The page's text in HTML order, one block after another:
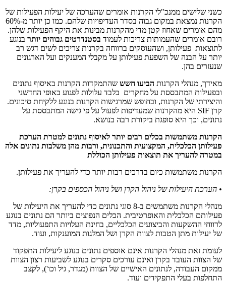
כשני שלישים ממנכ"לי הקרנות אומרים שהערכה של יעילות הפעילות של
הקרנות נמצאת במקום גבוה בסדר העדיפויות שלהם. כמו כן יותר מ-60%
מהם אומרים שאחוז קטן מדי מהקרנות מבינות את היקף הפעילות שלהן.
רובם אומרים שהעמותות צריכות לעמוד בסטנדרטים גבוהים יותר בנוגע
לתוצאות פעילותן, ושהעוסקים ברווחה בקרנות צריכים לשים דגש רב
יותר על הבנה של השפעת פעילותן על מקבלי המענקים ועל הארגונים
שנעזרים בהן.
מאידך, מנהלי הקרנות הביעו חשש שהתמקדות הקרנות באיסוף נתונים
ובפעילות המתבססת על מחקרים בלבד עלולות לפגוע באופי החדשני
והיצירתי של הקרנות, ובחופש שמרגישות הקרנות בנוגע ללקיחת סיכונים.
קרן SIF היא מהקרנות שמעדיפות לפעול על פי גישה המתבססת על
נתונים, וכך היא סופגת ביקורת רבה בנושא.
הקרנות משתמשות בכלים רבים יותר לאיסוף נתונים למטרת הערכת
פעילותן הכלכלית, המקצועית והתכנונית, ורבות מהן משלבות נתונים אלה
במטרה להעריך את תוצאות פעילותן הכוללת
הקרנות משתמשות כיום בדרכים רבות יותר כדי להעריך את פעילותן.
• הערכת היעילות של ניהול הקרן ושל ניהול הכספים בקרן:
מנהלי הקרנות משתמשים ב-8 סוגי נתונים כדי להעריך את היעילות של
פעילותם הכלכלית והאופרטיבית. הכלים הנפוצים ביותר הם נתונים בנוגע
לרווחי ההשקעות והביצועים הכלכליים, בחינת העלויות התפעוליות, מדד
של יעילות מתן הטבות לצוות הקרן ושל המלגות המוענקות, ועוד.
לעומת זאת מנהלי הקרנות אינם אוספים נתונים בנוגע ליעילות התפקוד
של הצוות העובד בקרן ואינם עורכים סקרים בנוגע לשביעות רצון הצוות
ממקום העבודה, לנתונים האישיים של הצוות (מגדר, גיל וכו'), לקצב
התחלפות בעלי התפקידים ועוד.